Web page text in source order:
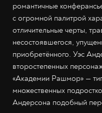
романтичные
с огромной палитрой
отличительные черты,
несостоявшегося,
приобретённого. Уэс
второстепенных
«Академии Рашмор» —
множественных
Андерсона подобный